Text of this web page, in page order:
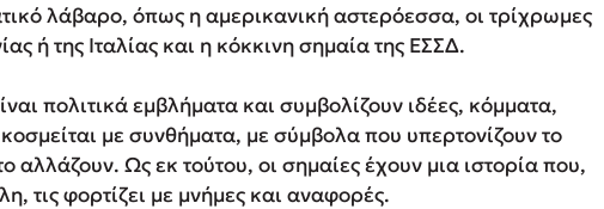
λάβαρο, όπως η αμερικανική αστερόεσσα, οι τρίχρωμες
ή της Ιταλίας και η κόκκινη σημαία της ΕΣΣΔ.
πολιτικά εμβλήματα και συμβολίζουν ιδέες, κόμματα,
με συνθήματα, με σύμβολα που υπερτονίζουν το
αλλάζουν. Ως εκ τούτου, οι σημαίες έχουν μια ιστορία που,
τις φορτίζει με μνήμες και αναφορές.